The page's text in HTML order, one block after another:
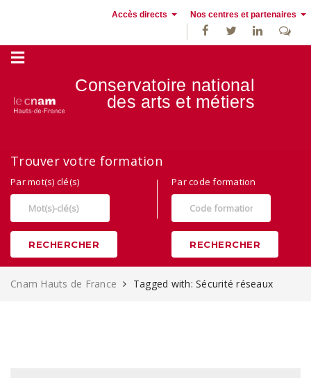
Accès directs Nos centres et partenaires
France
Conservatoire national
des arts et métiers
Trouver votre formation
Par mot(s) clé(s)
RECHERCHER
Par code formation
RECHERCHER
Cnam Hauts de France Tagged with: Sécurité réseaux